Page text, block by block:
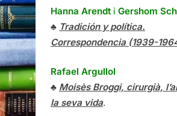
Hanna Arendt i Gershom
♣ Tradición y política.
Correspondencia (1939-
Rafael Argullol
♣ Moisès Broggi, cirurgià,
la seva vida.